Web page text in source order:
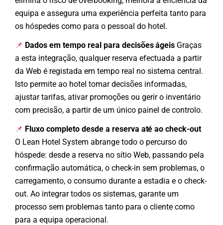
equipa e assegura uma experiência perfeita tanto para
os hóspedes como para o pessoal do hotel.
📌 Dados em tempo real para decisões ágeis Graças
a esta integração, qualquer reserva efectuada a partir
da Web é registada em tempo real no sistema central.
Isto permite ao hotel tomar decisões informadas,
ajustar tarifas, ativar promoções ou gerir o inventário
com precisão, a partir de um único painel de controlo.
📌 Fluxo completo desde a reserva até ao check-out
O Lean Hotel System abrange todo o percurso do
hóspede: desde a reserva no sítio Web, passando pela
confirmação automática, o check-in sem problemas, o
carregamento, o consumo durante a estadia e o check-
out. Ao integrar todos os sistemas, garante um
processo sem problemas tanto para o cliente como
para a equipa operacional.